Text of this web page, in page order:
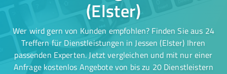
(Elster)
Wer wird gern von Kunden empfohlen? Finden Sie aus 24
Treffern für Dienstleistungen in Jessen (Elster) Ihren
passenden Experten. Jetzt vergleichen und mit nur einer
Anfrage kostenlos Angebote von bis zu 20 Dienstleistern